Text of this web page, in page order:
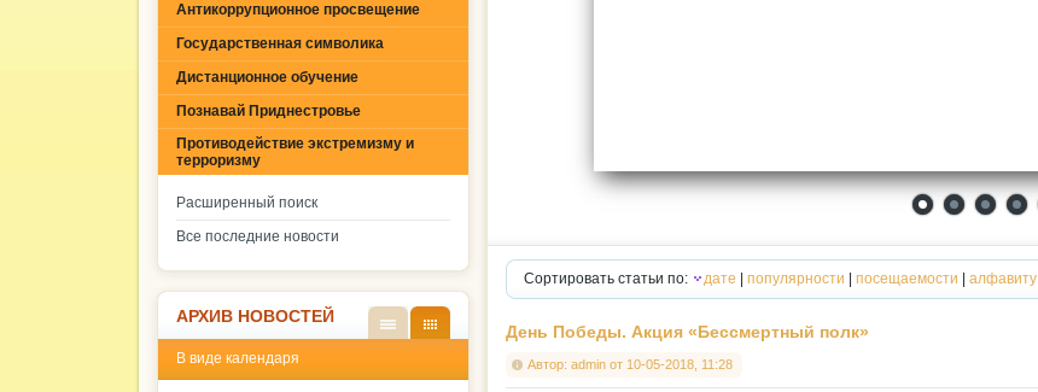
Сортировать статьи по: дате популярности посещаемости алфавиту
День Победы. Акция «Бессмертный полк»
Автор: admin от 10-05-2018, 11:28
Антикоррупционное просвещение
Государственная символика
Дистанционное обучение
Познавай Приднестровье
Противодействие экстремизму и
терроризму
Расширенный поиск
Все последние новости
АРХИВ НОВОСТЕЙ
кален
списк
В виде календаря